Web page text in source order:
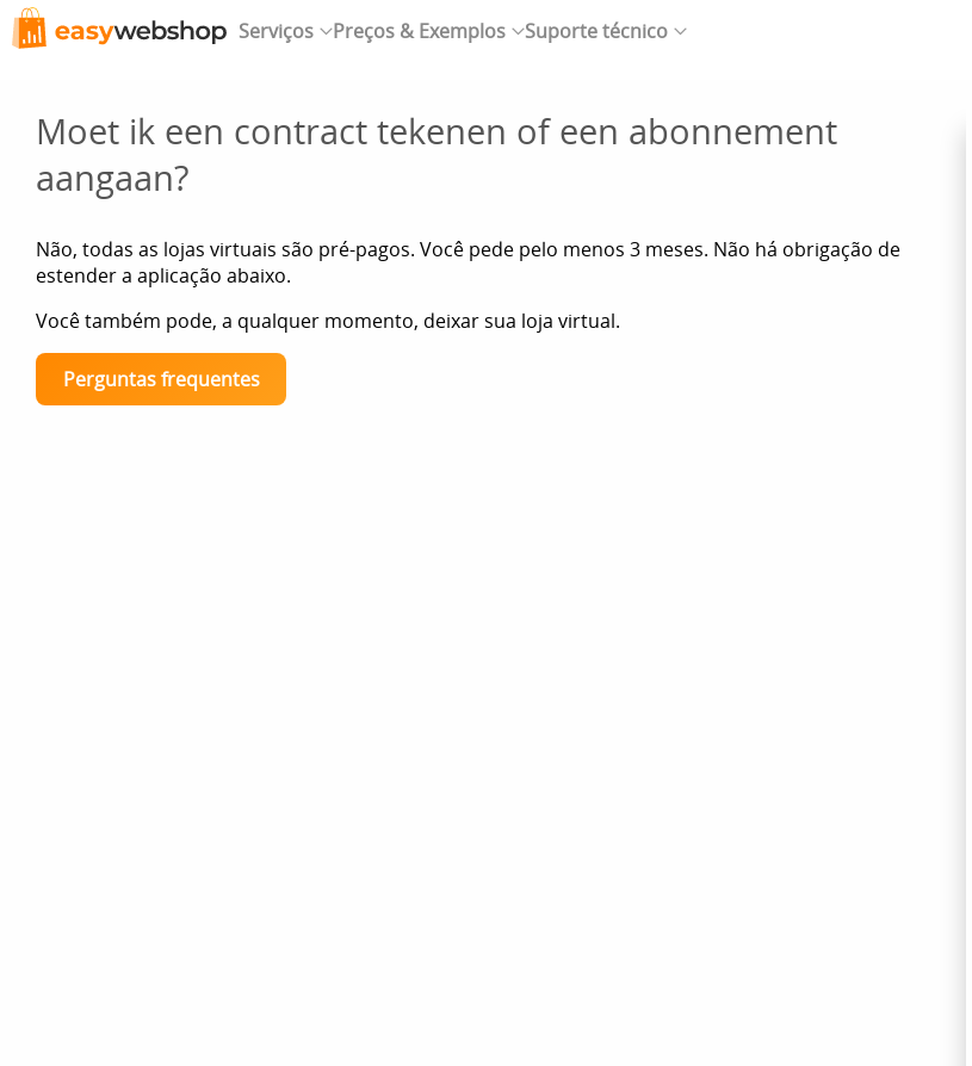
Serviços Preços & Exemplos Suporte técnico
Moet ik een contract tekenen of een abonnement
aangaan?
Não, todas as lojas virtuais são pré-pagos. Você pede pelo menos 3 meses. Não há obrigação de
estender a aplicação abaixo.
Você também pode, a qualquer momento, deixar sua loja virtual.
Perguntas frequentes